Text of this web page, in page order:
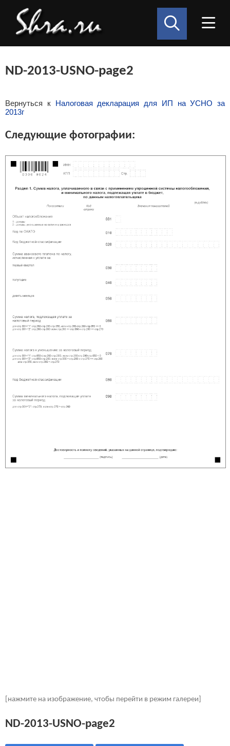
ND-2013-USNO-page2
Вернуться к Налоговая декларация для ИП на УСНО за
2013г
Следующие фотографии:
[нажмите на изображение, чтобы перейти в режим галереи]
ND-2013-USNO-page2